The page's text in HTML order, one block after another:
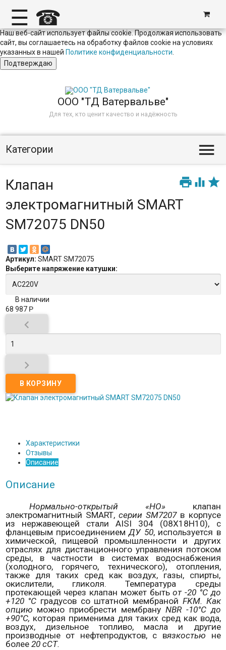
Наш веб-сайт использует файлы cookie. Продолжая использовать
сайт, вы соглашаетесь на обработку файлов сookie на условиях
указанных в нашей Политике конфиденциальности
Подтверждаю
☰ ☎
ООО "ТД Ватервальве"
Для тех, кто ценит качество и надёжность
Категории 
  
Клапан
электромагнитный SMART
SM72075 DN50
Артикул: SMART SM72075
Выберите напряжение катушки:
В наличии
68 987 Р


Характеристики
Отзывы
Описание
Описание
Нормально-открытый «НО» клапан
электромагнитный SMART, серииSM7207в корпусе
из нержавеющей стали AISI 304 (08Х18Н10), с
фланцевым присоединением ДУ 50, используется в
химической, пищевой промышленности и других
отраслях для дистанционного управления потоком
среды, в частности в системах водоснабжения
(холодного, горячего, технического), отопления,
также для таких сред как воздух, газы, спирты,
окислители, гликоля. Температура среды
протекающей через клапан может бытьот -20 °С до
+120 °С градусов со штатной мембраной FKM. Как
опцию можно приобрести мембрану NBR-10°С до
+90°С, которая применима для таких сред как вода,
воздух, дизельное топливо, масла и другие
производные от нефтепродуктов, с вязкостью не
более 20 сСТ.